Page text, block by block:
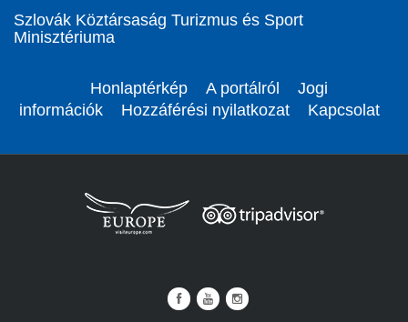
Szlovák Köztársaság Turizmus és Sport
Minisztériuma
Honlaptérkép A portálról
Jogi
információk
Hozzáférési nyilatkozat Kapcsolat